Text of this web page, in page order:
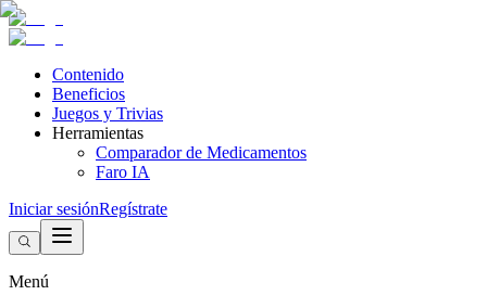
Contenido
Beneficios
Juegos y Trivias
Herramientas
Comparador de Medicamentos
Faro IA
Iniciar sesiónRegístrate
Menú